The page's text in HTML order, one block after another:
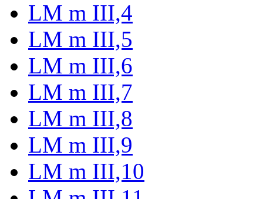
LM m III,4
LM m III,5
LM m III,6
LM m III,7
LM m III,8
LM m III,9
LM m III,10